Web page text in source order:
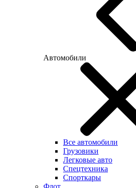
Автомобили
Все автомобили
Грузовики
Легковые авто
Спецтехника
Спорткары
Флот